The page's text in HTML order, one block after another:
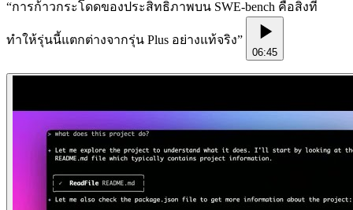
“การก้าวกระโดดของประสิทธิภาพบน SWE-bench คือสิ่งที่
ทำให้รุ่นนี้แตกต่างจากรุ่น Plus อย่างแท้จริง”
06:45